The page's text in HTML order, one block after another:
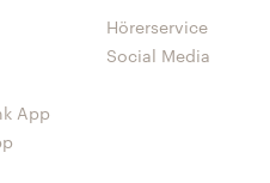
App
Hörerservice
Social Media